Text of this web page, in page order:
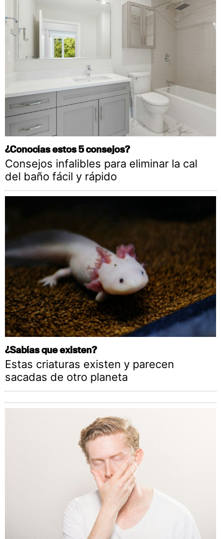
¿Conocías estos 5 consejos?
Consejos infalibles para eliminar la cal
del baño fácil y rápido
¿Sabías que existen?
Estas criaturas existen y parecen
sacadas de otro planeta